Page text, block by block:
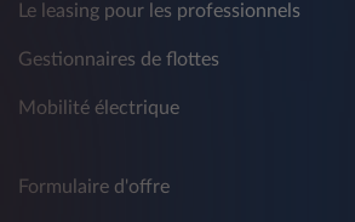
Le leasing pour les professionnels
Gestionnaires de flottes
Mobilité électrique
Formulaire d'offre